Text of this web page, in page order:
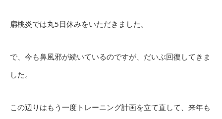
扁桃炎では丸5日休みをいただきました。
で、今も鼻風邪が続いているのですが、だいぶ回復してきま
した。
この辺りはもう一度トレーニング計画を立て直して、来年も